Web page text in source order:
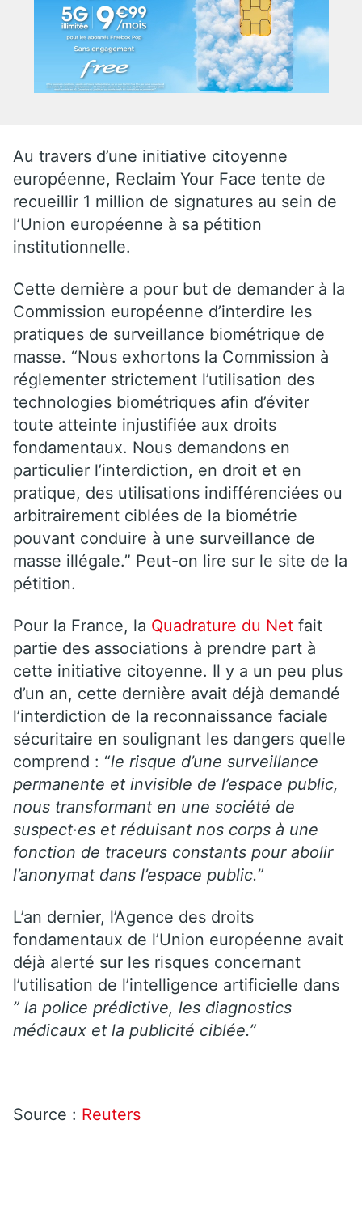
Au travers d’une initiative citoyenne
européenne, Reclaim Your Face tente de
recueillir 1 million de signatures au sein de
l’Union européenne à sa pétition
institutionnelle.
Cette dernière a pour but de demander à la
Commission européenne d’interdire les
pratiques de surveillance biométrique de
masse. “Nous exhortons la Commission à
réglementer strictement l’utilisation des
technologies biométriques afin d’éviter
toute atteinte injustifiée aux droits
fondamentaux. Nous demandons en
particulier l’interdiction, en droit et en
pratique, des utilisations indifférenciées ou
arbitrairement ciblées de la biométrie
pouvant conduire à une surveillance de
masse illégale.” Peut-on lire sur le site de la
pétition.
Pour la France, la Quadrature du Net fait
partie des associations à prendre part à
cette initiative citoyenne. Il y a un peu plus
d’un an, cette dernière avait déjà demandé
l’interdiction de la reconnaissance faciale
sécuritaire en soulignant les dangers quelle
comprend : “le risque d’une surveillance
permanente et invisible de l’espace public,
nous transformant en une société de
suspect·es et réduisant nos corps à une
fonction de traceurs constants pour abolir
l’anonymat dans l’espace public.”
L’an dernier, l’Agence des droits
fondamentaux de l’Union européenne avait
déjà alerté sur les risques concernant
l’utilisation de l’intelligence artificielle dans
” la police prédictive, les diagnostics
médicaux et la publicité ciblée.”
Source : Reuters